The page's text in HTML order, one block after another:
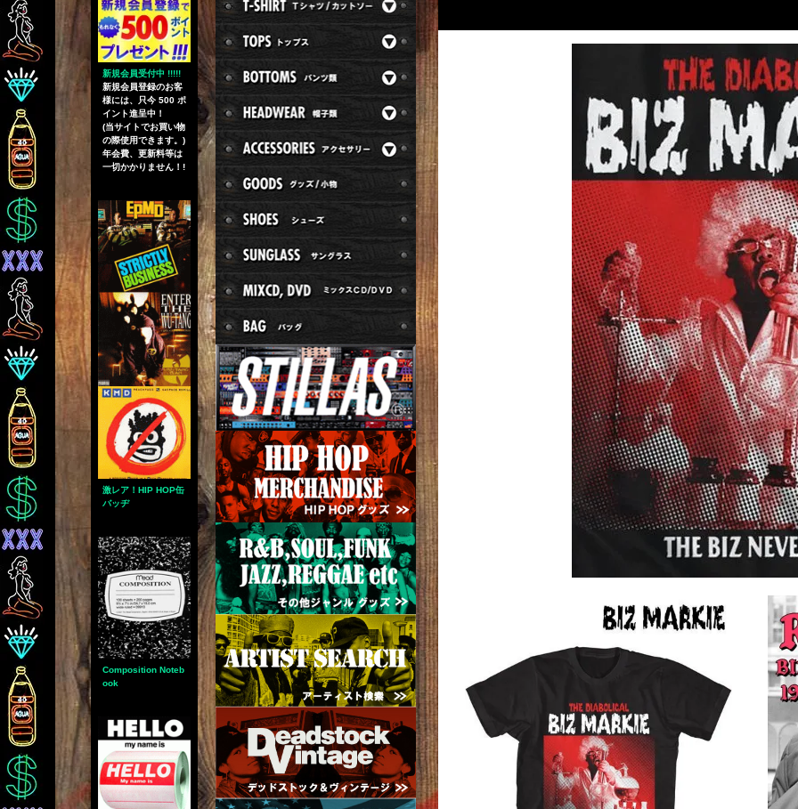
新規会員受付中 !!!!!
新規会員登録のお客
様には、只今 500 ポ
イント進呈中！
(当サイトでお買い物
の際使用できます。)
年会費、更新料等は
一切かかりません！!
激レア！HIP HOP缶
バッヂ
Composition Noteb
ook